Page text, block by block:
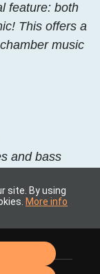
feature: both
This offers a
music
and bass
site. By using
More info